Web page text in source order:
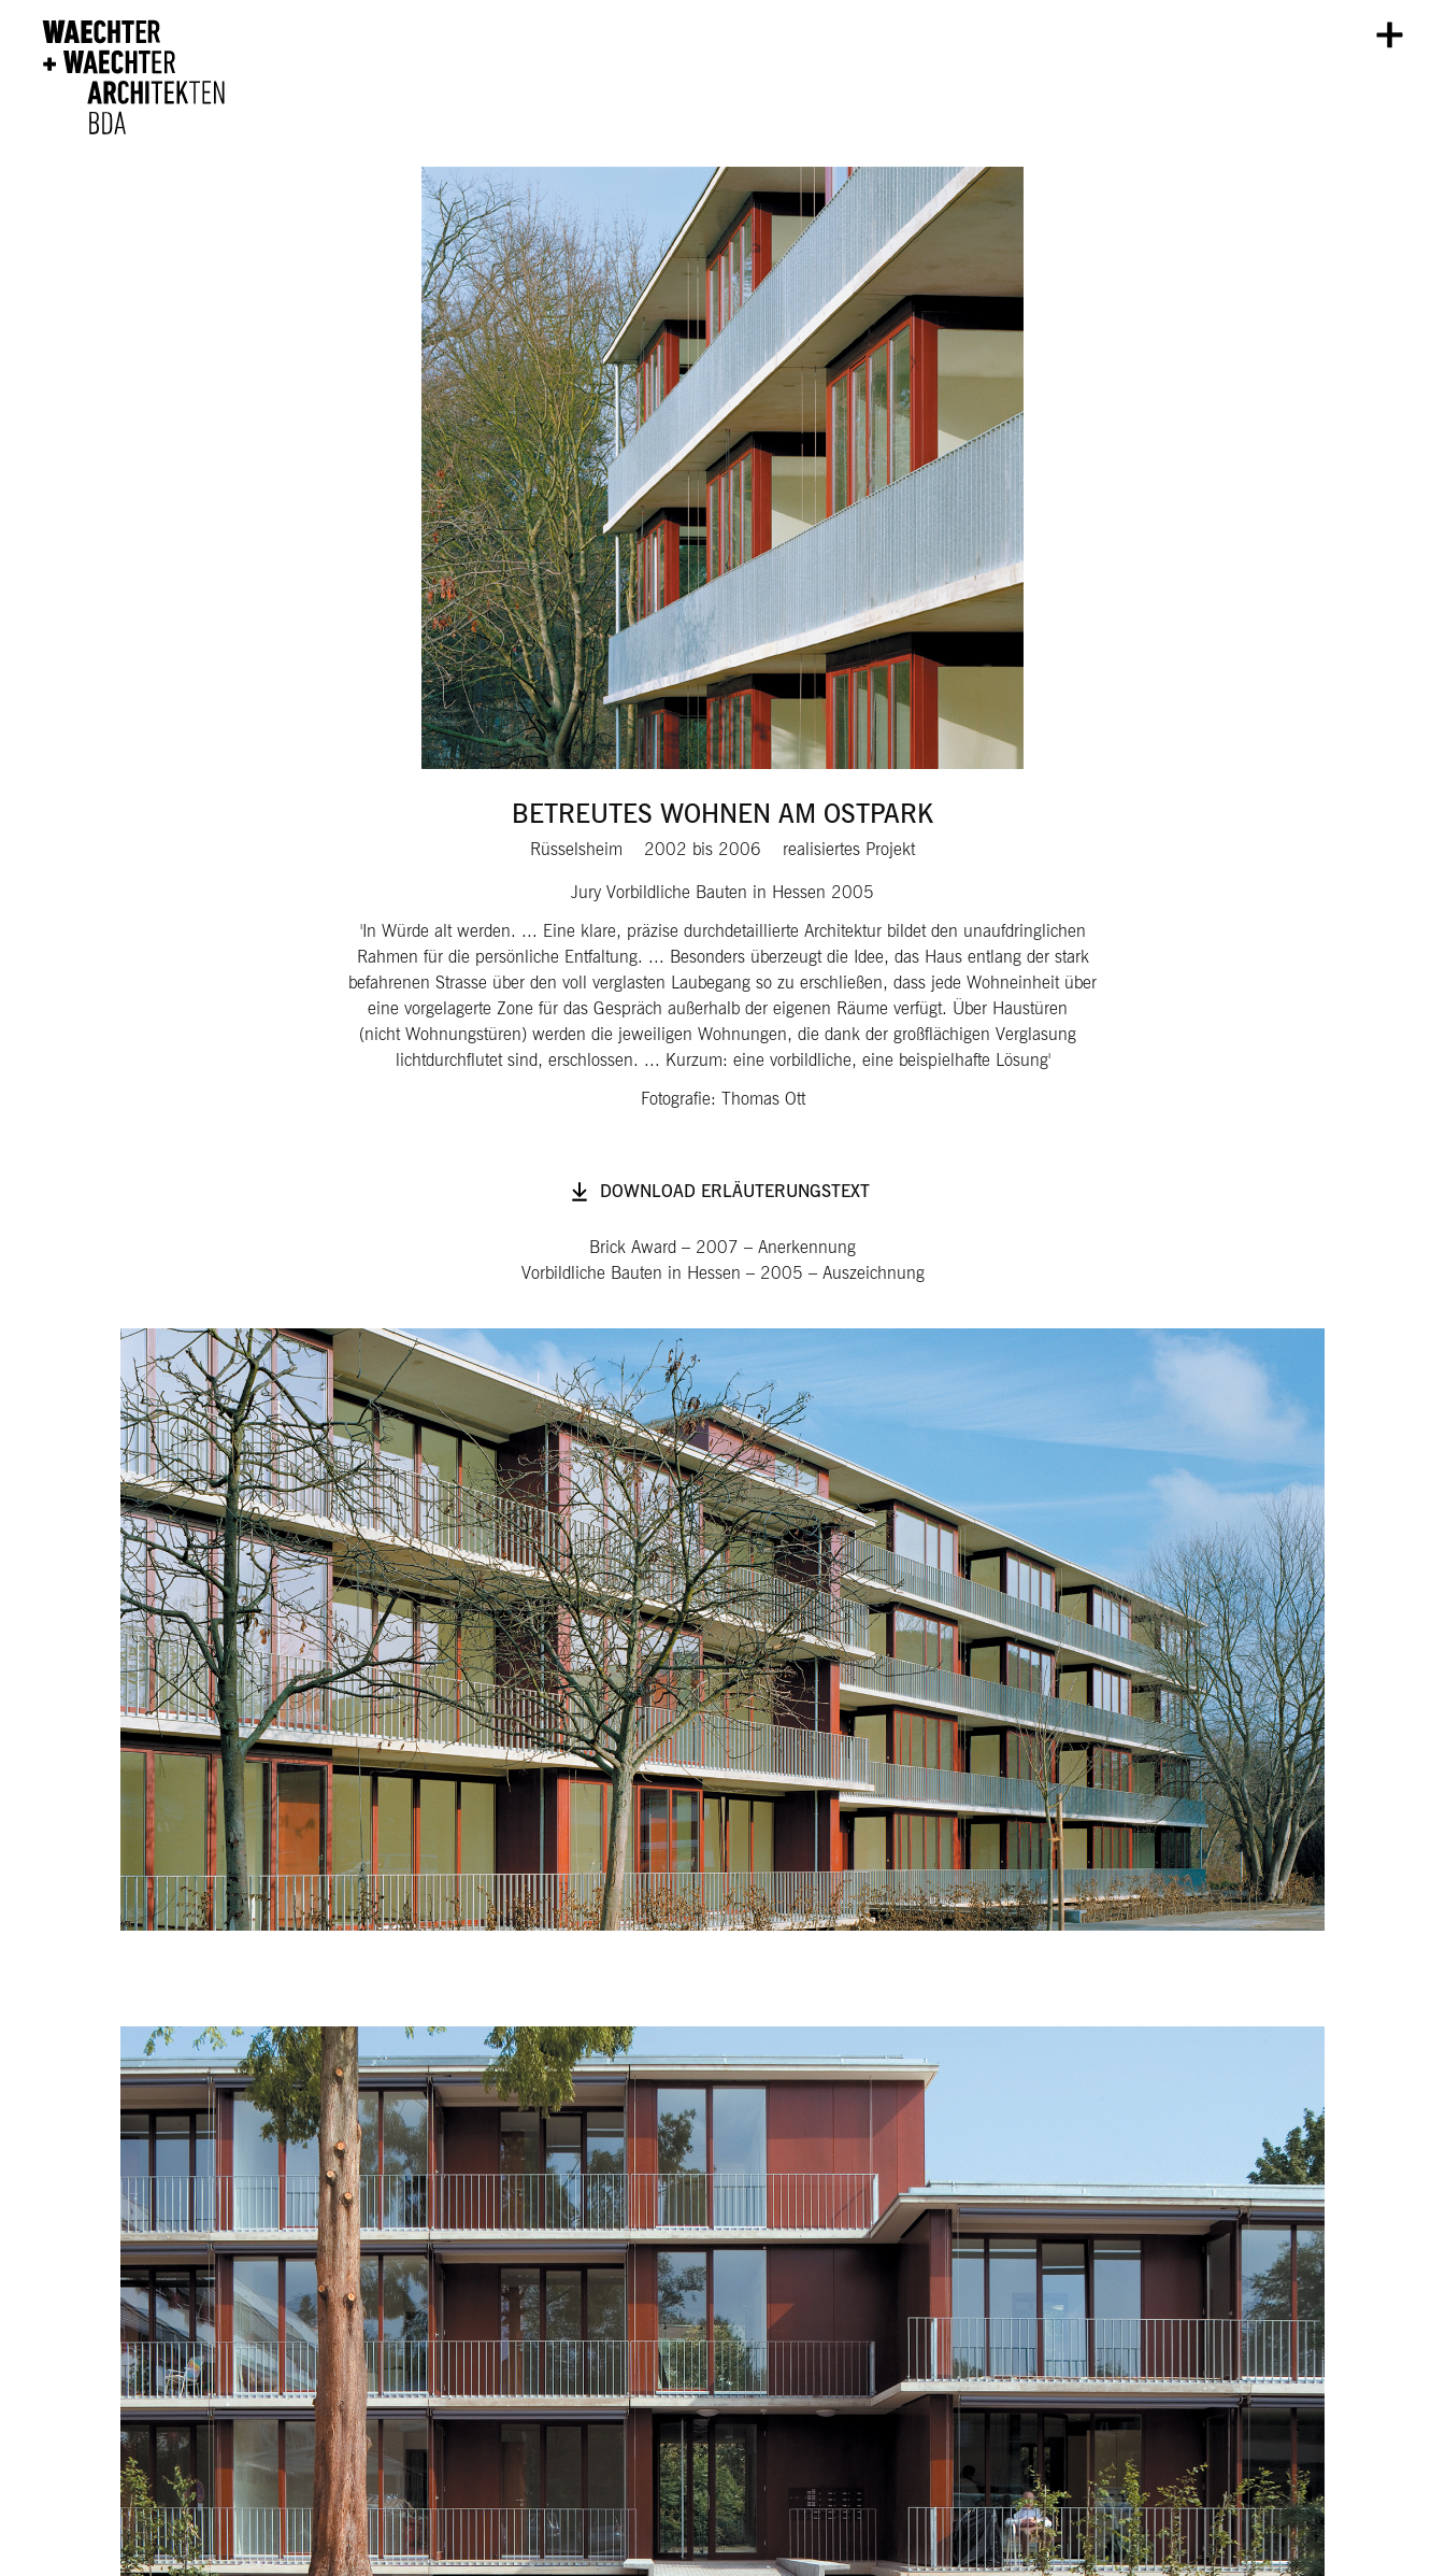
BETREUTES WOHNEN AM OSTPARK
Rüsselsheim 2002 bis 2006
realisiertes Projekt
Jury Vorbildliche Bauten in Hessen 2005
'In Würde alt werden. ... Eine klare, präzise durchdetaillierte Architektur bildet den unaufdringlichen
Rahmen für die persönliche Entfaltung. ... Besonders überzeugt die Idee, das Haus entlang der stark
befahrenen Strasse über den voll verglasten Laubegang so zu erschließen, dass jede Wohneinheit über
eine vorgelagerte Zone für das Gespräch außerhalb der eigenen Räume verfügt. Über Haustüren
(nicht Wohnungstüren) werden die jeweiligen Wohnungen, die dank der großflächigen Verglasung
lichtdurchflutet sind, erschlossen. ... Kurzum: eine vorbildliche, eine beispielhafte Lösung'
Fotografie: Thomas Ott
DOWNLOAD ERLÄUTERUNGSTEXT
Brick Award – 2007 – Anerkennung
Vorbildliche Bauten in Hessen – 2005 – Auszeichnung